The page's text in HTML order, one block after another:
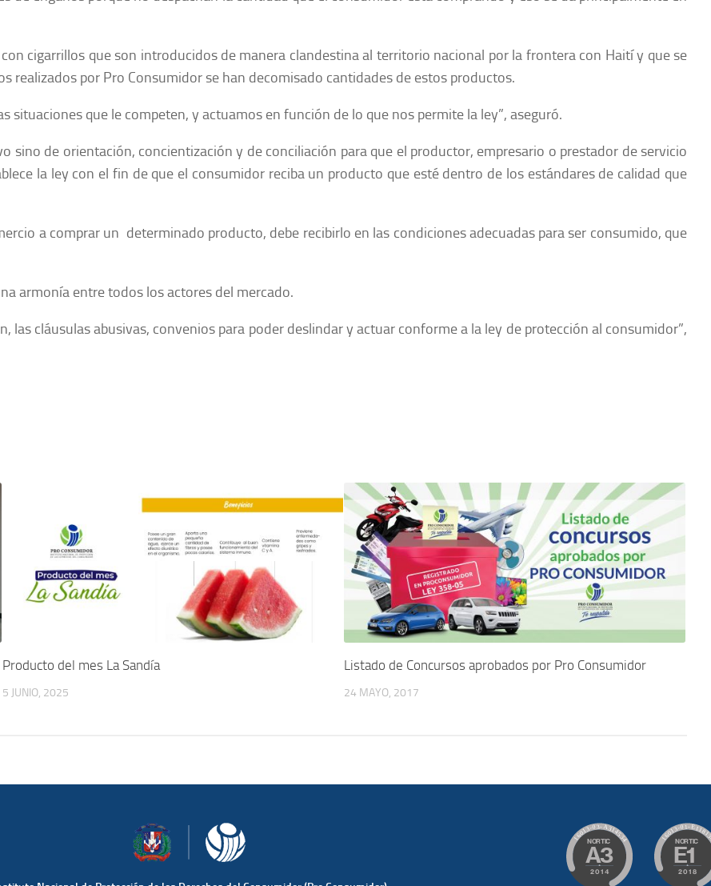
cigarrillos que son introducidos de manera clandestina al territorio nacional por la frontera con Haití y que se
realizados por Pro Consumidor se han decomisado cantidades de estos productos.
situaciones que le competen, y actuamos en función de lo que nos permite la ley”, aseguró.
sino de orientación, concientización y de conciliación para que el productor, empresario o prestador de servicio
la ley con el fin de que el consumidor reciba un producto que esté dentro de los estándares de calidad que
a comprar un determinado producto, debe recibirlo en las condiciones adecuadas para ser consumido, que
armonía entre todos los actores del mercado.
las cláusulas abusivas, convenios para poder deslindar y actuar conforme a la ley de protección al consumidor”,
Producto del mes La Sandía
5 JUNIO, 2025
Listado de Concursos aprobados por Pro Consumidor
24 MAYO, 2017